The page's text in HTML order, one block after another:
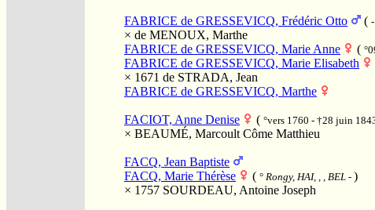
FABRICE de GRESSEVICQ, Frédéric Otto (
× de MENOUX, Marthe
FABRICE de GRESSEVICQ, Marie Anne
(
FABRICE de GRESSEVICQ, Marie Elisabeth
× 1671 de STRADA, Jean
FABRICE de GRESSEVICQ, Marthe
FACIOT, Anne Denise ( °vers 1760 - †28 juin
× BEAUMÉ, Marcoult Côme Matthieu
FACQ, Jean Baptiste
FACQ, Marie Thérèse
( ° Rongy, HAI, , , BEL - )
× 1757 SOURDEAU, Antoine Joseph